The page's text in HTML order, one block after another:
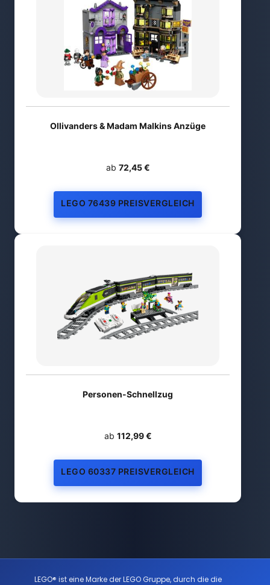
Ollivanders & Madam Malkins Anzüge
ab 72,45 €
LEGO 76439 PREISVERGLEICH
Personen-Schnellzug
ab 112,99 €
LEGO 60337 PREISVERGLEICH
LEGO® ist eine Marke der LEGO Gruppe, durch die die